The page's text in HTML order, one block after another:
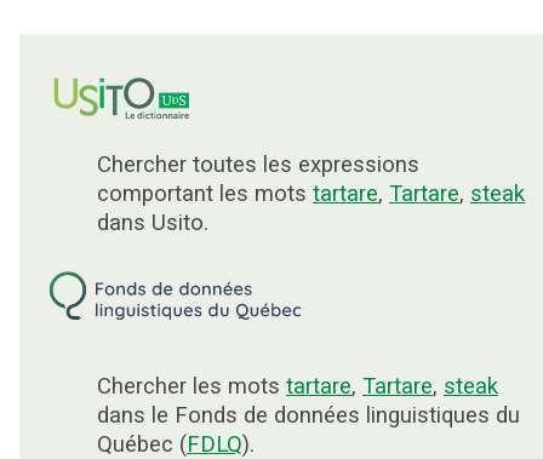
Chercher toutes les expressions
comportant les mots tartare, Tartare, steak
dans Usito.
Chercher les mots tartare, Tartare, steak
dans le Fonds de données linguistiques du
Québec (FDLQ).